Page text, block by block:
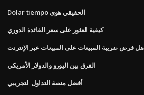
Dolar tiempo الحقيقي هوى
كيفية العثور على سعر الفائدة الدوري
هل فرض ضريبة المبيعات على المبيعات عبر الإنترنت
الفرق بين اليورو والدولار الأمريكي
أفضل منصة التداول التجريبي